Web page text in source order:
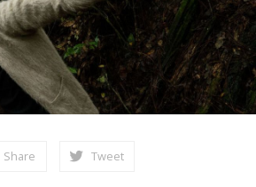
Share Tweet